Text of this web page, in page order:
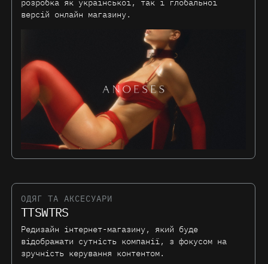
розробка як української, так і глобальної
версій онлайн магазину.
ОДЯГ ТА АКСЕСУАРИ
TTSWTRS
Редизайн інтернет-магазину, який буде
відображати сутність компанії, з фокусом на
зручність керування контентом.